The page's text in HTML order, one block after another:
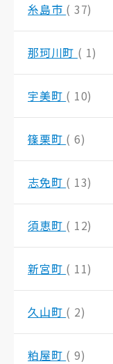
糸島市 ( 37)
那珂川町 ( 1)
宇美町 ( 10)
篠栗町 ( 6)
志免町 ( 13)
須恵町 ( 12)
新宮町 ( 11)
久山町 ( 2)
粕屋町 ( 9)